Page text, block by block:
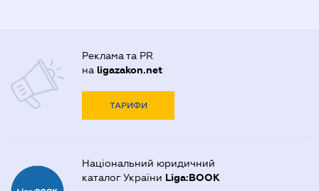
Реклама та PR
на ligazakon.net
ТАРИФИ
Національний юридичний
каталог України Liga:BOOK